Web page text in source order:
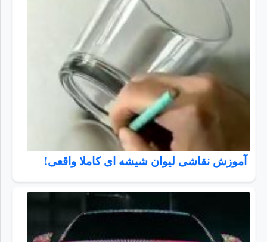
آموزش نقاشی لیوان شیشه ای کاملا واقعی!